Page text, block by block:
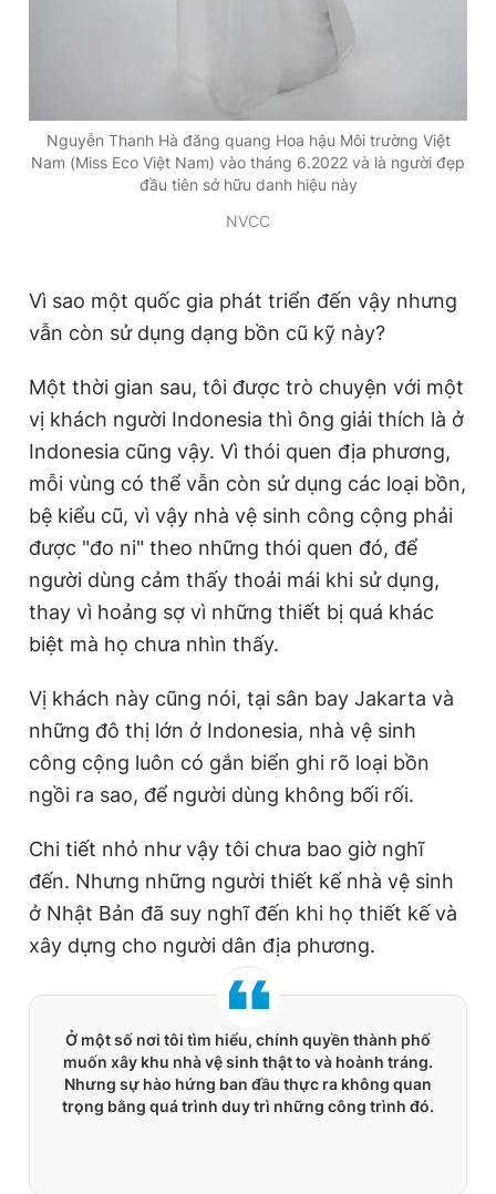
Nguyễn Thanh Hà đăng quang Hoa hậu Môi trường Việt
Nam (Miss Eco Việt Nam) vào tháng 6.2022 và là người đẹp
đầu tiên sở hữu danh hiệu này
NVCC
Vì sao một quốc gia phát triển đến vậy nhưng
vẫn còn sử dụng dạng bồn cũ kỹ này?
Một thời gian sau, tôi được trò chuyện với một
vị khách người Indonesia thì ông giải thích là ở
Indonesia cũng vậy. Vì thói quen địa phương,
mỗi vùng có thể vẫn còn sử dụng các loại bồn,
bệ kiểu cũ, vì vậy nhà vệ sinh công cộng phải
được "đo ni" theo những thói quen đó, để
người dùng cảm thấy thoải mái khi sử dụng,
thay vì hoảng sợ vì những thiết bị quá khác
biệt mà họ chưa nhìn thấy.
Vị khách này cũng nói, tại sân bay Jakarta và
những đô thị lớn ở Indonesia, nhà vệ sinh
công cộng luôn có gắn biển ghi rõ loại bồn
ngồi ra sao, để người dùng không bối rối.
Chi tiết nhỏ như vậy tôi chưa bao giờ nghĩ
đến. Nhưng những người thiết kế nhà vệ sinh
ở Nhật Bản đã suy nghĩ đến khi họ thiết kế và
xây dựng cho người dân địa phương.
Ở một số nơi tôi tìm hiểu, chính quyền thành phố
muốn xây khu nhà vệ sinh thật to và hoành tráng.
Nhưng sự hào hứng ban đầu thực ra không quan
trọng bằng quá trình duy trì những công trình đó.